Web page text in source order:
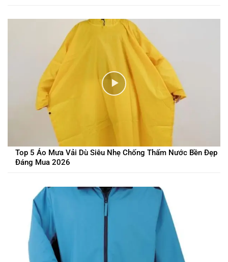
Top 5 Áo Mưa Vải Dù Siêu Nhẹ Chống Thấm Nước Bền Đẹp
Đáng Mua 2026